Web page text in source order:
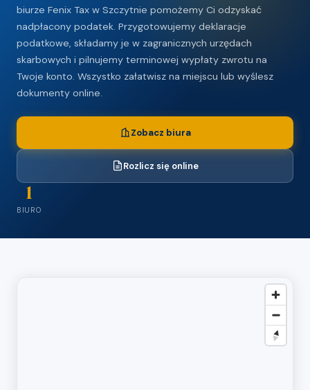
biurze Fenix Tax w Szczytnie pomożemy Ci odzyskać
nadpłacony podatek. Przygotowujemy deklaracje
podatkowe, składamy je w zagranicznych urzędach
skarbowych i pilnujemy terminowej wypłaty zwrotu na
Twoje konto. Wszystko załatwisz na miejscu lub wyślesz
dokumenty online.
Zobacz biura
Rozlicz się online
1
BIURO